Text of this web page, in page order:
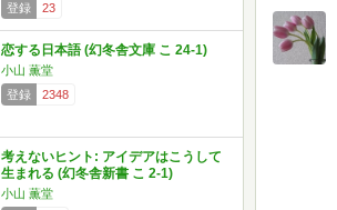
登録
23
恋する日本語 (幻冬舎文庫 こ 24-1)
小山 薫堂
登録
2348
考えないヒント: アイデアはこうして
生まれる (幻冬舎新書 こ 2-1)
小山 薫堂